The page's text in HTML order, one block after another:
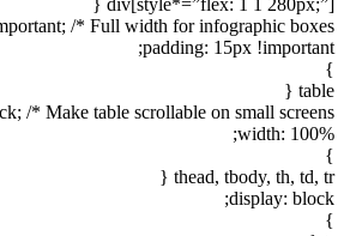
/* Full width for infographic boxes */
padding: 15px !important;
}
table {
/* Make table scrollable on small screens */
width: 100%;
}
thead, tbody, th, td, tr {
display: block;
}